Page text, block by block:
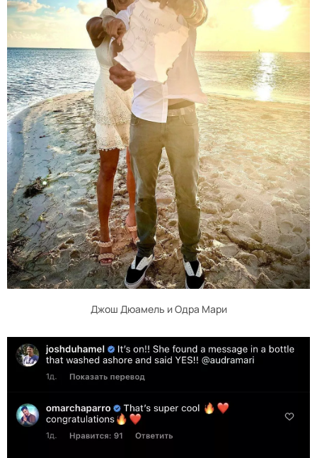
Джош Дюамель и Одра Мари